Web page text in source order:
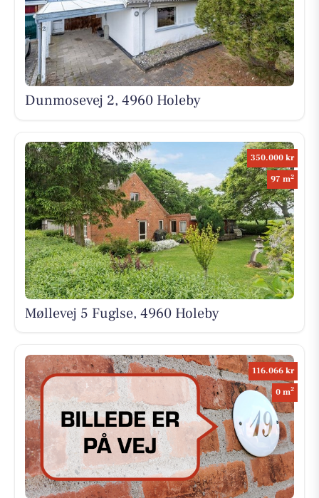
Dunmosevej 2, 4960 Holeby
350.000 kr
97 m2
Møllevej 5 Fuglse, 4960 Holeby
116.066 kr
0 m2